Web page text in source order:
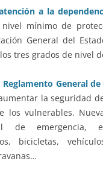
a la
mínimo de
General del
tres grados de nivel
General
la seguridad
los vulnerables.
de emergencia,
bicicletas,